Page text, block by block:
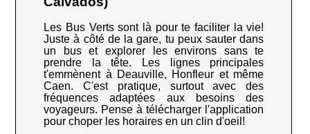
Les Bus Verts sont là pour te faciliter la vie!
Juste à côté de la gare, tu peux sauter dans
un bus et explorer les environs sans te
prendre la tête. Les lignes principales
t'emmènent à Deauville, Honfleur et même
Caen. C'est pratique, surtout avec des
fréquences adaptées aux besoins des
voyageurs. Pense à télécharger l'application
pour choper les horaires en un clin d'oeil!